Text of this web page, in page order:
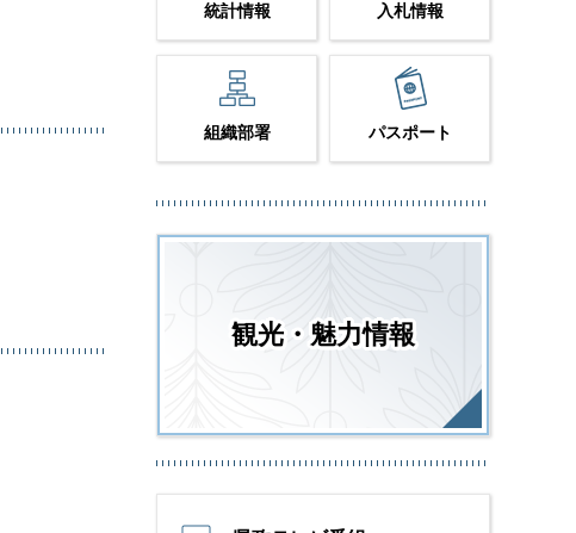
統計情報 入札情報
組織部署 パスポート
観光・魅力情報